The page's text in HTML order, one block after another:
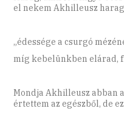
el nekem Akhilleusz
„édessége a csurgó
míg kebelünkben elárad,
Mondja Akhilleusz abban
értettem az egészből, de